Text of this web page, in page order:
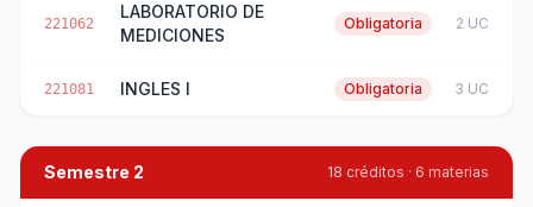
221062
LABORATORIO DE
MEDICIONES
Obligatoria 2 UC
221081 INGLES I Obligatoria 3 UC
Semestre 2 18 créditos · 6 materias